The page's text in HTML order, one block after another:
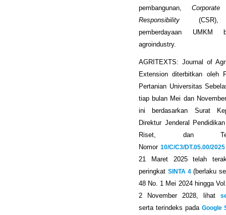
pembangunan,
Responsibility (CSR),
pemberdayaan UMKM
agroindustry.
AGRITEXTS: Journal of
Extension diterbitkan oleh
Pertanian Universitas
tiap bulan Mei dan
ini berdasarkan Surat
Direktur Jenderal
Riset, dan
Nomor 10/C/C3/DT.05.00/2025
21 Maret 2025 telah
peringkat SINTA 4(berlaku
48 No. 1 Mei 2024 hingga
2 November 2028, lihat
serta terindeks pada Google